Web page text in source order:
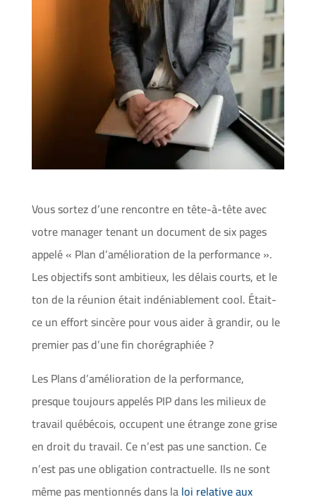
Vous sortez d’une rencontre en tête-à-tête avec
votre manager tenant un document de six pages
appelé « Plan d’amélioration de la performance ».
Les objectifs sont ambitieux, les délais courts, et le
ton de la réunion était indéniablement cool. Était-
ce un effort sincère pour vous aider à grandir, ou le
premier pas d’une fin chorégraphiée ?
Les Plans d’amélioration de la performance,
presque toujours appelés PIP dans les milieux de
travail québécois, occupent une étrange zone grise
en droit du travail. Ce n’est pas une sanction. Ce
n’est pas une obligation contractuelle. Ils ne sont
même pas mentionnés dans laloi relative aux